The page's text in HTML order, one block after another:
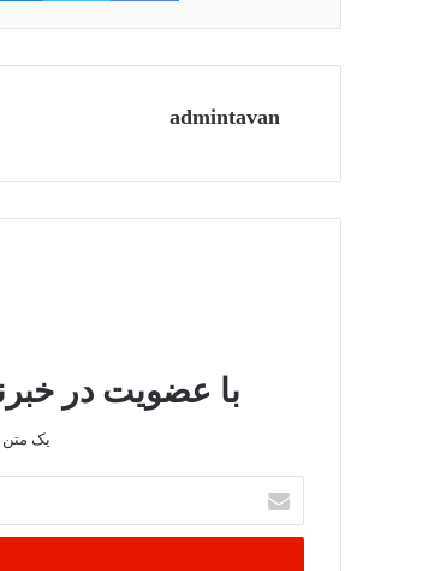
admintavan
با عضویت در
یک
ایمیل
خود